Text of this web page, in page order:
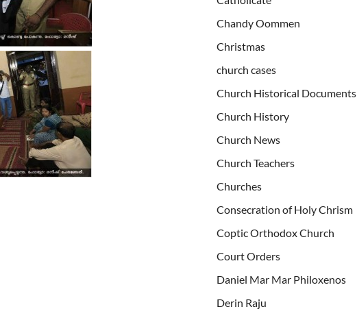
Chandy Oommen
Christmas
church cases
Church Historical Documents
Church History
Church News
Church Teachers
Churches
Consecration of Holy Chrism
Coptic Orthodox Church
Court Orders
Daniel Mar Mar Philoxenos
Derin Raju